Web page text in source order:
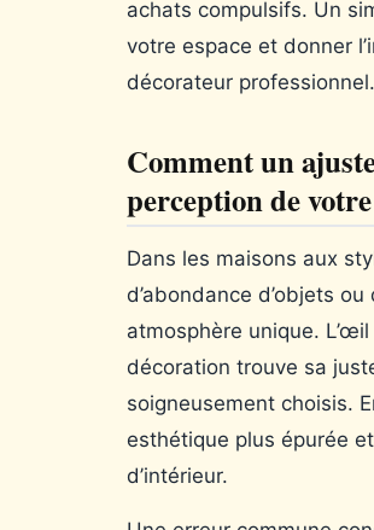
achats compulsifs. Un
votre espace et donner
décorateur professionnel.
Comment un
perception de
Dans les maisons aux
d’abondance d’objets
atmosphère unique.
décoration trouve sa
soigneusement choisis.
esthétique plus épurée
d’intérieur.